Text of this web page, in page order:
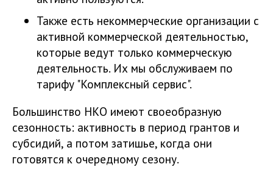
Также есть некоммерческие организации с
активной коммерческой деятельностью,
которые ведут только коммерческую
деятельность. Их мы обслуживаем по
тарифу "Комплексный сервис".
Большинство НКО имеют своеобразную
сезонность: активность в период грантов и
субсидий, а потом затишье, когда они
готовятся к очередному сезону.